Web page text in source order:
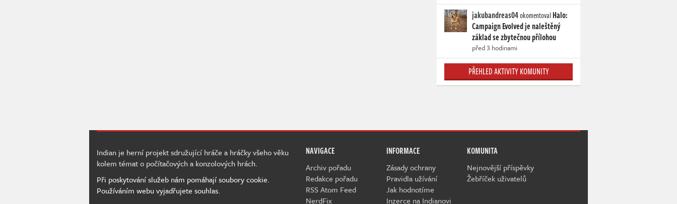
jakubandreas04okomentoval Halo:
Campaign Evolved je naleštěný
základ se zbytečnou přílohou
před 3 hodinami
PŘEHLED AKTIVITY KOMUNITY
NAVIGACE
Archiv pořadu
Redakce pořadu
RSS Atom Feed
NerdFix
INFORMACE
Zásady ochrany
Pravidla užívání
Jak hodnotíme
Inzerce na Indianovi
KOMUNITA
Nejnovější příspěvky
Žebříček uživatelů
Indian je herní projekt sdružující hráče a hráčky všeho věku
kolem témat o počítačových a konzolových hrách.
Při poskytování služeb nám pomáhají soubory cookie.
Používáním webu vyjadřujete souhlas.